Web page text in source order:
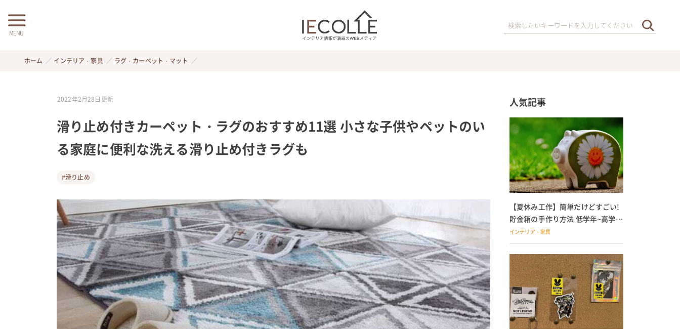
MENU
ホーム インテリア・家具 ラグ・カーペット・マット
2022年2月28日 更新
滑り止め付きカーペット・ラグのおすすめ11選 小さな子供やペットのい
る家庭に便利な洗える滑り止め付きラグも
#滑り止め
人気記事
【夏休み工作】簡単だけどすごい!
貯金箱の手作り方法 低学年~高学年
の子どもにも
インテリア・家具